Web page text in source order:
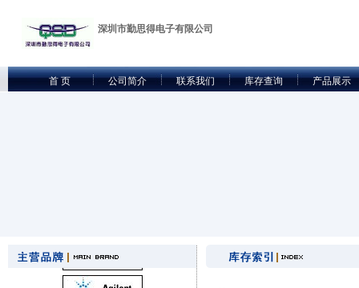
深圳市勤思得电子有限公司
首 页 公司简介 联系我们 库存查询 产品展示